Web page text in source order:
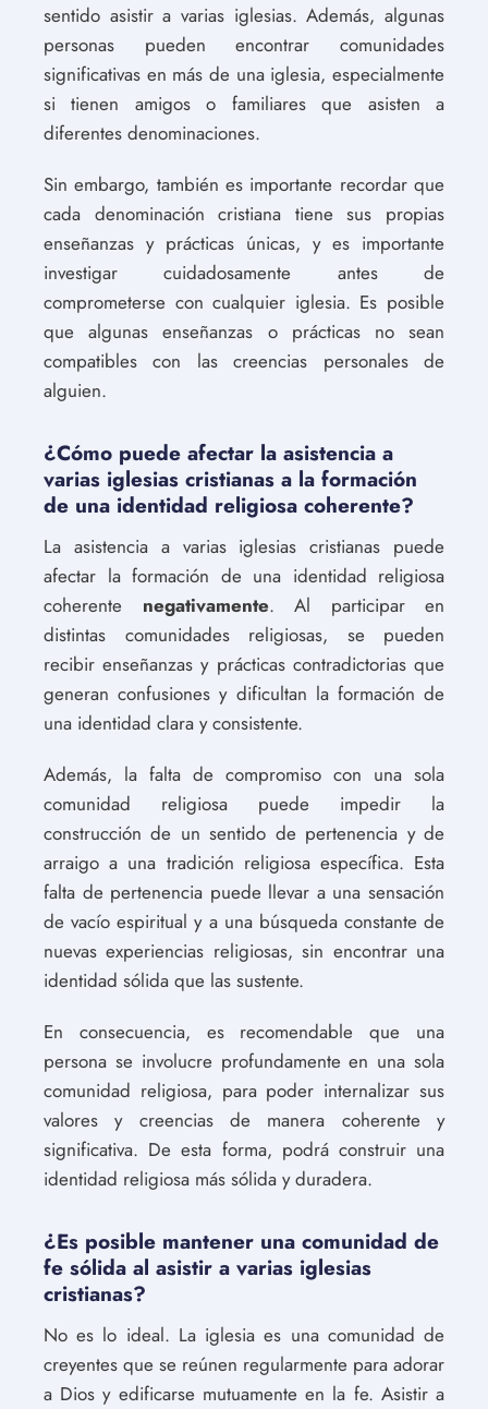
sentido asistir a varias iglesias. Además, algunas
personas pueden encontrar comunidades
significativas en más de una iglesia, especialmente
si tienen amigos o familiares que asisten a
diferentes denominaciones.
Sin embargo, también es importante recordar que
cada denominación cristiana tiene sus propias
enseñanzas y prácticas únicas, y es importante
investigar cuidadosamente antes de
comprometerse con cualquier iglesia. Es posible
que algunas enseñanzas o prácticas no sean
compatibles con las creencias personales de
alguien.
¿Cómo puede afectar la asistencia a
varias iglesias cristianas a la formación
de una identidad religiosa coherente?
La asistencia a varias iglesias cristianas puede
afectar la formación de una identidad religiosa
coherente negativamente. Al participar en
distintas comunidades religiosas, se pueden
recibir enseñanzas y prácticas contradictorias que
generan confusiones y dificultan la formación de
una identidad clara y consistente.
Además, la falta de compromiso con una sola
comunidad religiosa puede impedir la
construcción de un sentido de pertenencia y de
arraigo a una tradición religiosa específica. Esta
falta de pertenencia puede llevar a una sensación
de vacío espiritual y a una búsqueda constante de
nuevas experiencias religiosas, sin encontrar una
identidad sólida que las sustente.
En consecuencia, es recomendable que una
persona se involucre profundamente en una sola
comunidad religiosa, para poder internalizar sus
valores y creencias de manera coherente y
significativa. De esta forma, podrá construir una
identidad religiosa más sólida y duradera.
¿Es posible mantener una comunidad de
fe sólida al asistir a varias iglesias
cristianas?
No es lo ideal. La iglesia es una comunidad de
creyentes que se reúnen regularmente para adorar
a Dios y edificarse mutuamente en la fe. Asistir a